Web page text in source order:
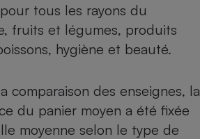
tous les rayons du
fruits et légumes, produits
hygiène et beauté.
comparaison des enseignes, la
du panier moyen a été fixée
moyenne selon le type de